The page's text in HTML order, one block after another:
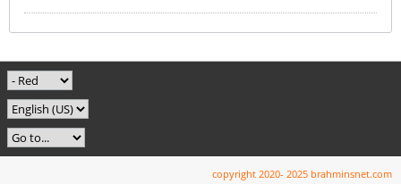
copyright 2020- 2025 brahminsnet.com